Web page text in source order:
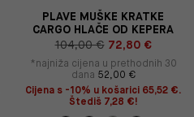
PLAVE MUŠKE KRATKE
CARGO HLAČE OD KEPERA
104,00 € 72,80 €
*najniža cijena u prethodnih 30
dana 52,00 €
Cijena s -10% u košarici 65,52 €.
Štediš 7,28 €!